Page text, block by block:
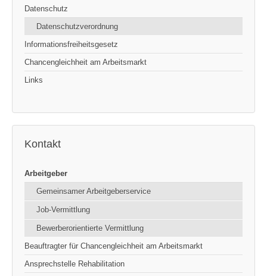
Datenschutz
Datenschutzverordnung
Informationsfreiheitsgesetz
Chancengleichheit am Arbeitsmarkt
Links
Kontakt
Arbeitgeber
Gemeinsamer Arbeitgeberservice
Job-Vermittlung
Bewerberorientierte Vermittlung
Beauftragter für Chancengleichheit am Arbeitsmarkt
Ansprechstelle Rehabilitation